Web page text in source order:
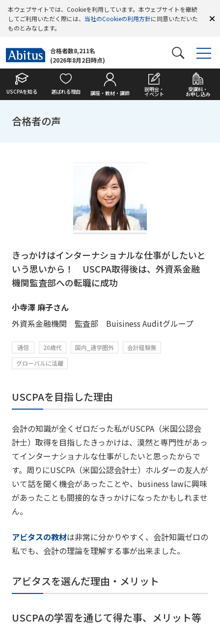
本ウェブサイトでは、Cookieを利用しています。本ウェブサイトを継続
してご利用いただく際には、 当社のCookieの利用方針に同意いただいた
ものとみなします。
合格者数8,211名
(2026年8月2日時点)
USCPAを知る 選ばれる理由 講座・教材・講師
説明会・
イベント
受講料・
お申し込み
合格者の声
きっかけはインターナショナルな仕事がしたいと
いう思いから！ USCPA取得後は、外資系金融
機関監査部への転職に成功
小寺澤 麻子さん
外資系金融機関 監査部 Buisiness Auditグループ
通信 20歳代 国内_通学圏外
会計経験無
グローバルに活躍
USCPAを目指した理由
会計の知識が全くゼロだった私がUSCPA（米国公認会
計士）取得を目指したきっかけは、漠然と専門性があっ
てインターナショナルな仕事がしたいと思ったからで
す。周りにUSCPA（米国公認会計士）ホルダーの友人が
いて話を聞く機会があったことや、business lawに興味
があったことも間接的なきっかけになったかもしれませ
ん。
アビタスの教材は非常に分かりやすく、会計知識ゼロの
私でも、会計の理論を理解する事が出来ました。
アビタスを選んだ理由・メリット
USCPAの学習を通じて得た事、メリット等